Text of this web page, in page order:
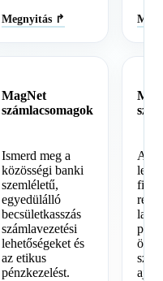
Megnyitás ↱
MagNet
számlacsomagok
Ismerd meg a
közösségi banki
szemléletű,
egyedülálló
becsületkasszás
számlavezetési
lehetőségeket és
az etikus
pénzkezelést.
Az